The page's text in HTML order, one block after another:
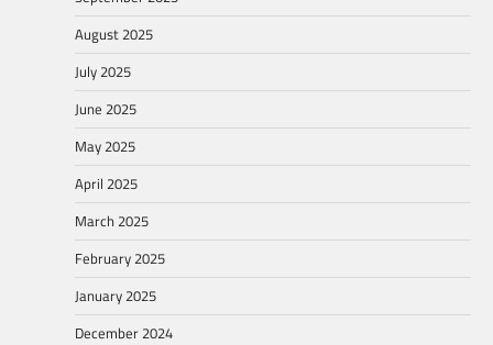
August 2025
July 2025
June 2025
May 2025
April 2025
March 2025
February 2025
January 2025
December 2024